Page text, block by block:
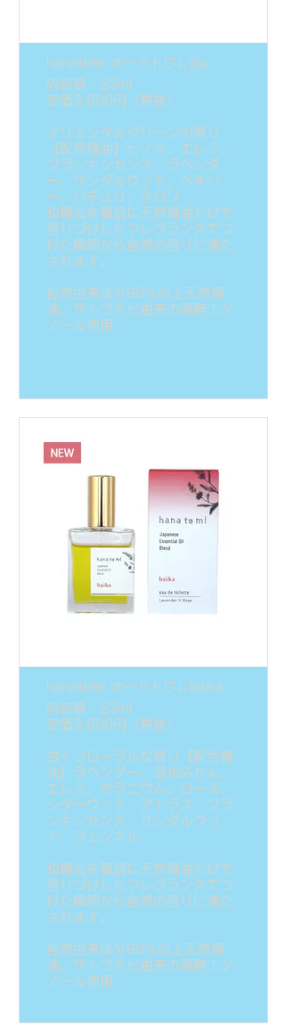
hanatomi オードトワレjiju
内容量：23ml
定価3,600円（税抜）
オリエンタルグリーンの香り
【配合精油】ヒノキ、エレミ、
フランキンセンス、ラベンダ
ー、サンダルウッド、ベチバ
ー、パチュリ、ネロリ
和精油を基調に天然精油だけで
香りづけしたフレグランスでつ
けた瞬間から自然の香りに満た
されます。
自然由来成分99％以上天然精
油、サトウキビ由来の発酵エタ
ノール使用
hanatomi オードトワレbaika
内容量：23ml
定価3,600円（税抜）
甘くフローラルな香り【配合精
油】ラベンダー、温州みかん、
エレミ、ゼラニウム、ローズ、
シダーウッド・アトラス、フラ
ンキンセンス、サンダルウッ
ド、フェンネル
和精油を基調に天然精油だけで
香りづけしたフレグランスでつ
けた瞬間から自然の香りに満た
されます。
自然由来成分99％以上天然精
油、サトウキビ由来の発酵エタ
ノール使用